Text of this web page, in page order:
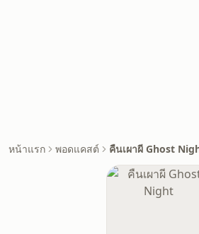
หน้าแรก พอดแคสต์ คืนเผาผี Ghost